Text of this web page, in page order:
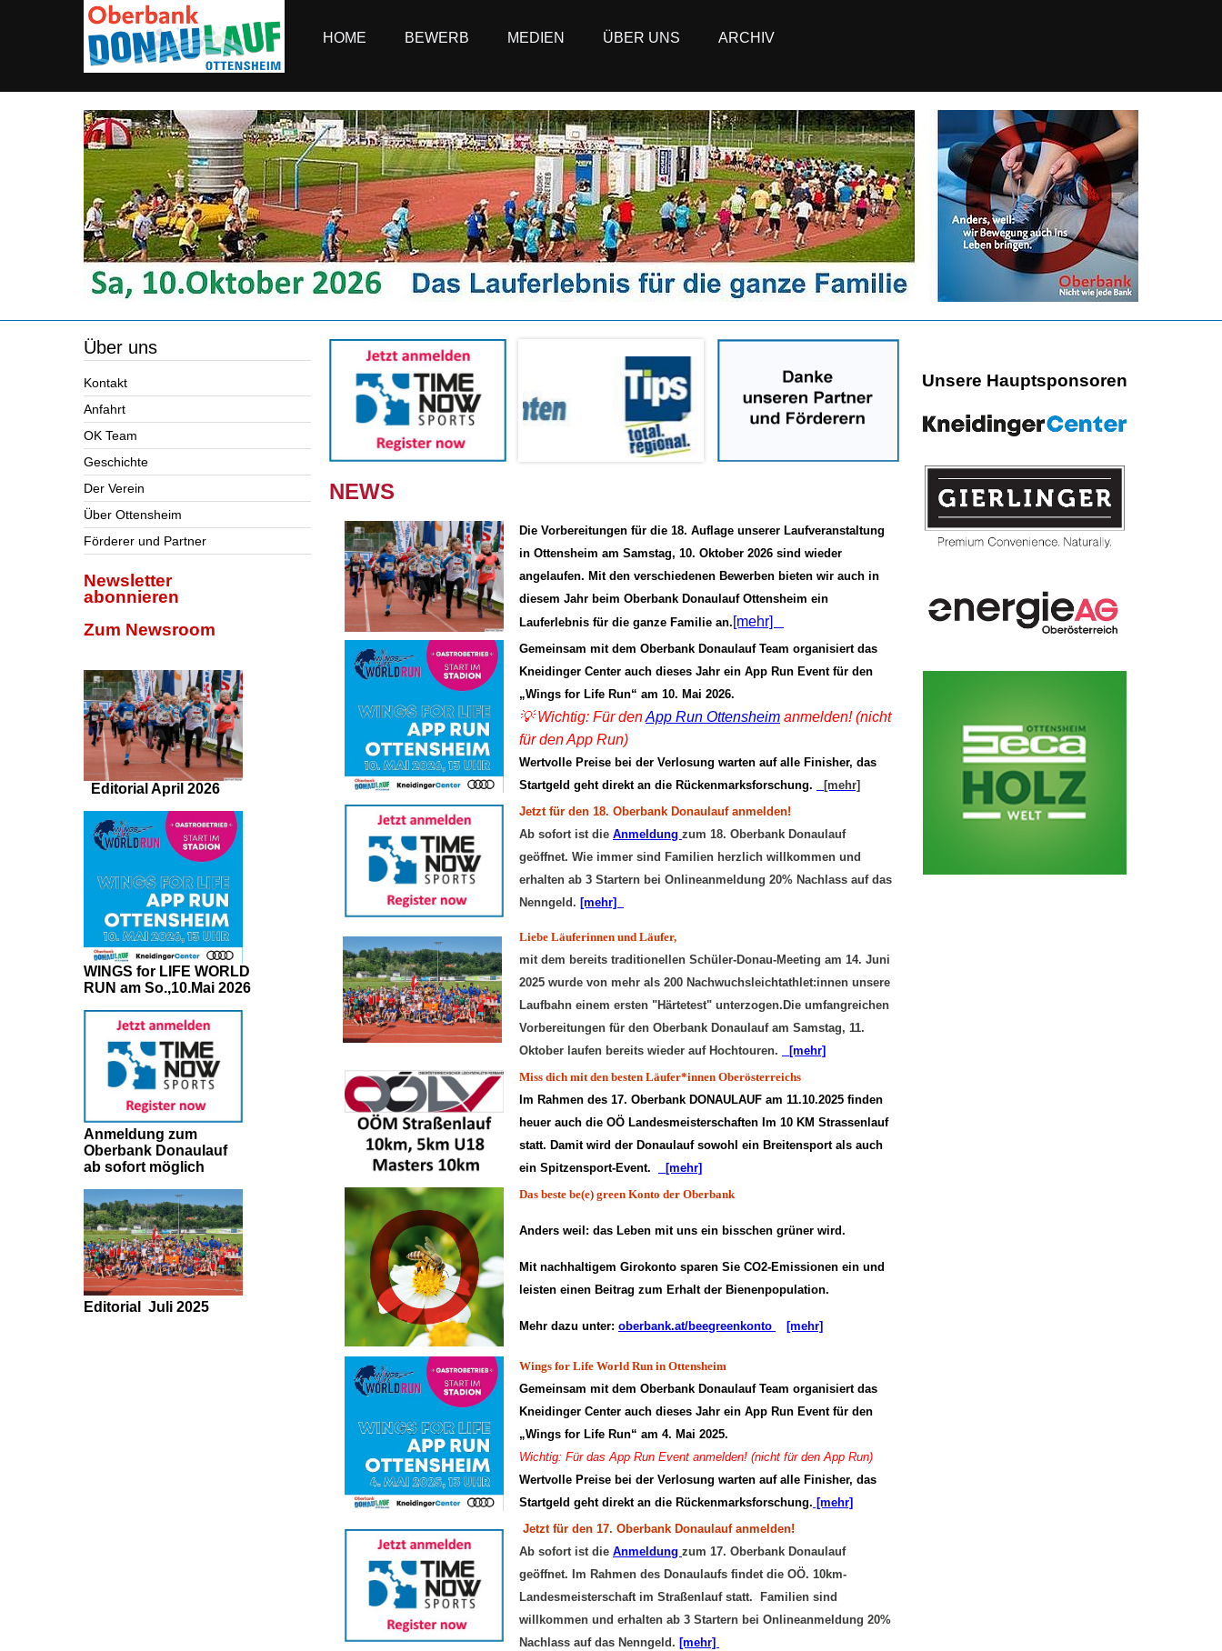
HOME BEWERB MEDIEN ÜBER UNS ARCHIV
Über uns
Kontakt
Anfahrt
OK Team
Geschichte
Der Verein
Über Ottensheim
Förderer und Partner
Newsletter
abonnieren
Zum Newsroom
Editorial April 2026
WINGS for LIFE WORLD
RUN am So.,10.Mai 2026
Anmeldung zum
Oberbank Donaulauf
ab sofort möglich
Editorial Juli 2025
NEWS
Die Vorbereitungen für die 18. Auflage unserer Laufveranstaltung
in Ottensheim am Samstag, 10. Oktober 2026 sind wieder
angelaufen. Mit den verschiedenen Bewerben bieten wir auch in
diesem Jahr beim Oberbank Donaulauf Ottensheim ein
Lauferlebnis für die ganze Familie an. [mehr]
Gemeinsam mit dem Oberbank Donaulauf Team organisiert das
Kneidinger Center auch dieses Jahr ein App Run Event für den
„Wings for Life Run“ am 10. Mai 2026.
💡 Wichtig: Für denApp Run Ottensheim anmelden! (nicht
für den App Run)
Wertvolle Preise bei der Verlosung warten auf alle Finisher, das
Startgeld geht direkt an die Rückenmarksforschung.
[mehr]
Jetzt für den 18. Oberbank Donaulauf anmelden!
Ab sofort ist die Anmeldung zum 18. Oberbank Donaulauf
geöffnet. Wie immer sind Familien herzlich willkommen und
erhalten ab 3 Startern bei Onlineanmeldung 20% Nachlass auf das
Nenngeld. [mehr]
Liebe Läuferinnen und Läufer,
mit dem bereits traditionellen Schüler-Donau-Meeting am 14. Juni
2025 wurde von mehr als 200 Nachwuchsleichtathlet:innen unsere
Laufbahn einem ersten "Härtetest" unterzogen.Die umfangreichen
Vorbereitungen für den Oberbank Donaulauf am Samstag, 11.
Oktober laufen bereits wieder auf Hochtouren.
[mehr]
Miss dich mit den besten Läufer*innen Oberösterreichs
Im Rahmen des 17. Oberbank DONAULAUF am 11.10.2025 finden
heuer auch die OÖ Landesmeisterschaften Im 10 KM Strassenlauf
statt. Damit wird der Donaulauf sowohl ein Breitensport als auch
ein Spitzensport-Event.
[mehr]
Das beste be(e) green Konto der Oberbank
Anders weil: das Leben mit uns ein bisschen grüner wird.
Mit nachhaltigem Girokonto sparen Sie CO2-Emissionen ein und
leisten einen Beitrag zum Erhalt der Bienenpopulation.
Mehr dazu unter: oberbank.at/beegreenkonto [mehr]
Wings for Life World Run in Ottensheim
Gemeinsam mit dem Oberbank Donaulauf Team organisiert das
Kneidinger Center auch dieses Jahr ein App Run Event für den
„Wings for Life Run“ am 4. Mai 2025.
Wichtig: Für das App Run Event anmelden! (nicht für den App Run)
Wertvolle Preise bei der Verlosung warten auf alle Finisher, das
Startgeld geht direkt an die Rückenmarksforschung. [mehr]
Jetzt für den 17. Oberbank Donaulauf anmelden!
Ab sofort ist die Anmeldung zum 17. Oberbank Donaulauf
geöffnet. Im Rahmen des Donaulaufs findet die OÖ. 10km-
Landesmeisterschaft im Straßenlauf statt. Familien sind
willkommen und erhalten ab 3 Startern bei Onlineanmeldung 20%
Nachlass auf das Nenngeld. [mehr]
Unsere Hauptsponsoren